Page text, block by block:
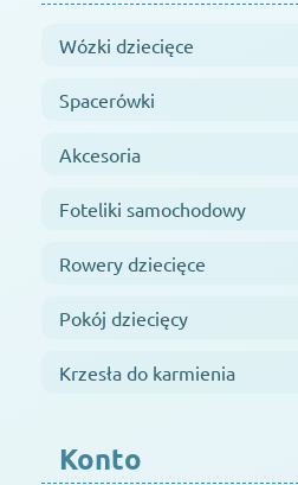
Wózki dziecięce
Spacerówki
Akcesoria
Foteliki samochodowy
Rowery dziecięce
Pokój dziecięcy
Krzesła do karmienia
Konto